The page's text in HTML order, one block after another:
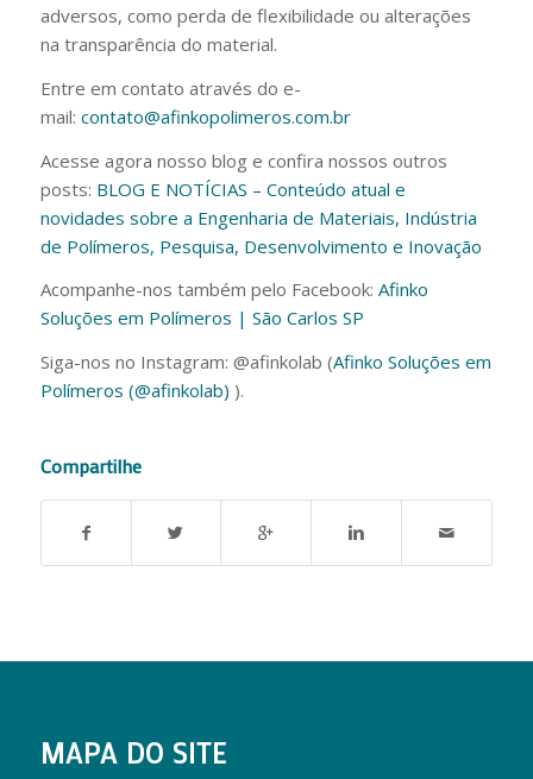
adversos, como perda de flexibilidade ou alterações
na transparência do material.
Entre em contato através do e-
mail: contato@afinkopolimeros.com.br
Acesse agora nosso blog e confira nossos outros
posts: BLOG E NOTÍCIAS – Conteúdo atual e
novidades sobre a Engenharia de Materiais, Indústria
de Polímeros, Pesquisa, Desenvolvimento e Inovação
Acompanhe-nos também pelo Facebook: Afinko
Soluções em Polímeros | São Carlos SP
Siga-nos no Instagram: @‌afinkolab (Afinko Soluções em
Polímeros (@afinkolab) ).
Compartilhe
MAPA DO SITE